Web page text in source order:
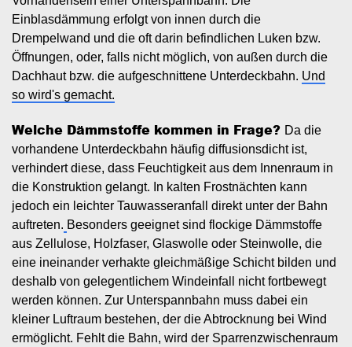
Einblasdämmung erfolgt von innen durch die
Drempelwand und die oft darin befindlichen Luken bzw.
Öffnungen, oder, falls nicht möglich, von außen durch die
Dachhaut bzw. die aufgeschnittene Unterdeckbahn. Und
so wird's gemacht.
Welche Dämmstoffe kommen in Frage? Da die
vorhandene Unterdeckbahn häufig diffusionsdicht ist,
verhindert diese, dass Feuchtigkeit aus dem Innenraum in
die Konstruktion gelangt. In kalten Frostnächten kann
jedoch ein leichter Tauwasseranfall direkt unter der Bahn
auftreten. Besonders geeignet sind flockige Dämmstoffe
aus Zellulose, Holzfaser, Glaswolle oder Steinwolle, die
eine ineinander verhakte gleichmäßige Schicht bilden und
deshalb von gelegentlichem Windeinfall nicht fortbewegt
werden können. Zur Unterspannbahn muss dabei ein
kleiner Luftraum bestehen, der die Abtrocknung bei Wind
ermöglicht. Fehlt die Bahn, wird der Sparrenzwischenraum